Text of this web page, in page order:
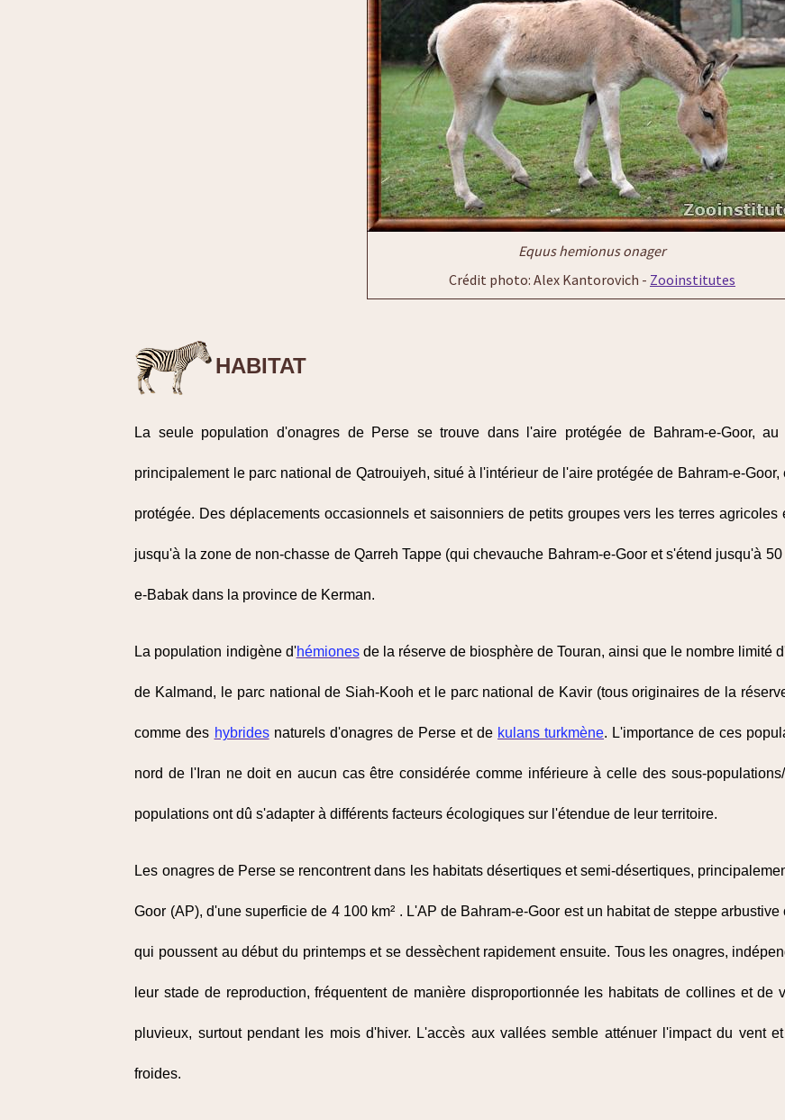
Equus hemionus onager
Crédit photo: Alex Kantorovich - Zooinstitutes
HABITAT
La seule population d'onagres de Perse se trouve dans l'aire protégée de Bahram-e-Goor,
principalement le parc national de Qatrouiyeh, situé à l'intérieur de l'aire protégée de Bahram-e-
protégée. Des déplacements occasionnels et saisonniers de petits groupes vers les terres
jusqu'à la zone de non-chasse de Qarreh Tappe (qui chevauche Bahram-e-Goor et s'étend jusqu'à
e-Babak dans la province de Kerman.
La population indigène d'hémionesde la réserve de biosphère de Touran, ainsi que le nombre limité
de Kalmand, le parc national de Siah-Kooh et le parc national de Kavir (tous originaires de la
comme des hybridesnaturels d'onagres de Perse et de kulans turkmène. L'importance de ces
nord de l'Iran ne doit en aucun cas être considérée comme inférieure à celle des sous-
populations ont dû s'adapter à différents facteurs écologiques sur l'étendue de leur territoire.
Les onagres de Perse se rencontrent dans les habitats désertiques et semi-désertiques,
Goor (AP), d'une superficie de 4 100 km² . L'AP de Bahram-e-Goor est un habitat de steppe
qui poussent au début du printemps et se dessèchent rapidement ensuite. Tous les onagres,
leur stade de reproduction, fréquentent de manière disproportionnée les habitats de collines et de
pluvieux, surtout pendant les mois d'hiver. L'accès aux vallées semble atténuer l'impact du vent
froides.